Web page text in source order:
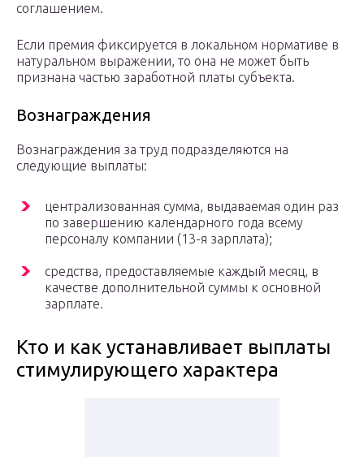
соглашением.
Если премия фиксируется в локальном нормативе в
натуральном выражении, то она не может быть
признана частью заработной платы субъекта.
Вознаграждения
Вознаграждения за труд подразделяются на
следующие выплаты:
централизованная сумма, выдаваемая один раз
по завершению календарного года всему
персоналу компании (13-я зарплата);
средства, предоставляемые каждый месяц, в
качестве дополнительной суммы к основной
зарплате.
Кто и как устанавливает выплаты
стимулирующего характера